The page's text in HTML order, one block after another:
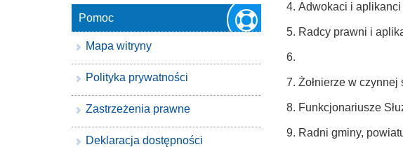
Adwokaci i aplikanci
Radcy prawni i
Żołnierze w czynnej
Funkcjonariusze
Radni gminy,
Pomoc
Mapa witryny
Polityka prywatności
Zastrzeżenia prawne
Deklaracja dostępności